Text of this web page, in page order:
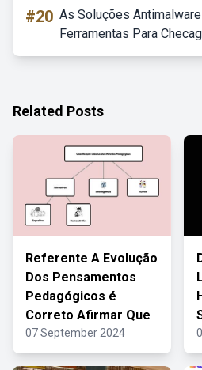
#20 As Soluções
Ferramentas Para
Related Posts
Referente A Evolução
Dos Pensamentos
Pedagógicos é
Correto Afirmar Que
07 September 2024